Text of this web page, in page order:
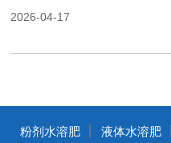
2026-04-17
粉剂水溶肥 液体水溶肥